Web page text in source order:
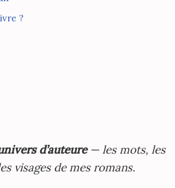
?
d’auteure— les mots, les
visages de mes romans.